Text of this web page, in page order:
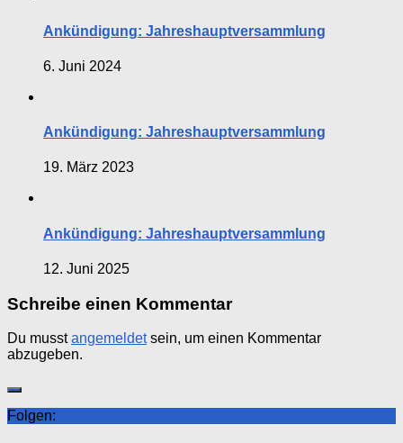
Ankündigung: Jahreshauptversammlung
6. Juni 2024
Ankündigung: Jahreshauptversammlung
19. März 2023
Ankündigung: Jahreshauptversammlung
12. Juni 2025
Schreibe einen Kommentar
Du musstangemeldetsein, um einen Kommentar
abzugeben.
Folgen: